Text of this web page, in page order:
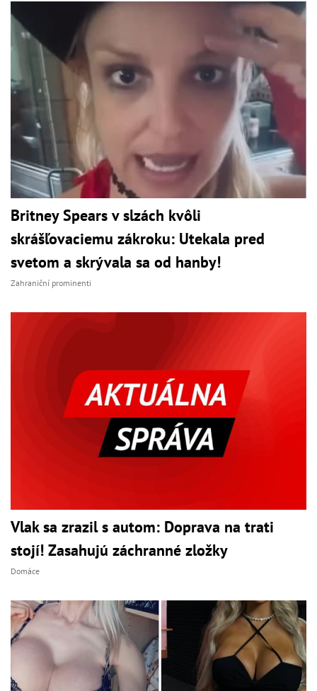
Britney Spears v slzách kvôli
skrášľovaciemu zákroku: Utekala pred
svetom a skrývala sa od hanby!
Zahraniční prominenti
Vlak sa zrazil s autom: Doprava na trati
stojí! Zasahujú záchranné zložky
Domáce